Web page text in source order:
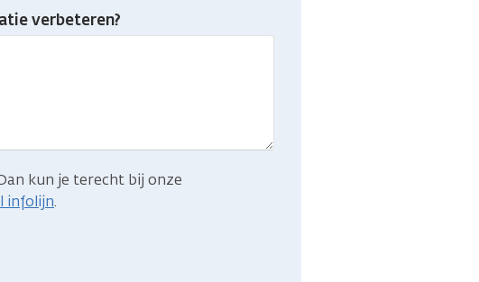
verbeteren?
kun je terecht bij onze
infolijn.